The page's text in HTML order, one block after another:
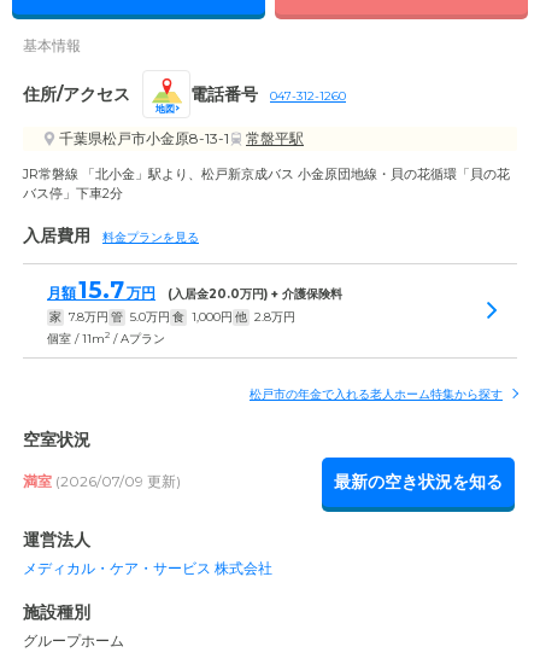
基本情報
住所/アクセス
地図
電話番号 047-312-1260
千葉県松戸市小金原8-13-1 常盤平駅
JR常磐線 「北小金」駅より、松戸新京成バス 小金原団地線・貝の花循環「貝の花
バス停」下車2分
入居費用 料金プランを見る
月額15.7万円 (入居金20.0万円) + 介護保険料
家 7.8万円 管 5.0万円 食 1,000円 他 2.8万円
個室 / 11m2 / Aプラン
松戸市の年金で入れる老人ホーム特集から探す
空室状況
満室 (2026/07/09 更新) 最新の空き状況を知る
運営法人
メディカル・ケア・サービス 株式会社
施設種別
グループホーム